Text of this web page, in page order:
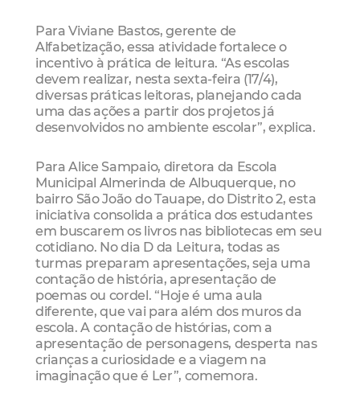
Para Viviane Bastos, gerente de
Alfabetização, essa atividade fortalece o
incentivo à prática de leitura. “As escolas
devem realizar, nesta sexta-feira (17/4),
diversas práticas leitoras, planejando cada
uma das ações a partir dos projetos já
desenvolvidos no ambiente escolar”, explica.
Para Alice Sampaio, diretora da Escola
Municipal Almerinda de Albuquerque, no
bairro São João do Tauape, do Distrito 2, esta
iniciativa consolida a prática dos estudantes
em buscarem os livros nas bibliotecas em seu
cotidiano. No dia D da Leitura, todas as
turmas preparam apresentações, seja uma
contação de história, apresentação de
poemas ou cordel. “Hoje é uma aula
diferente, que vai para além dos muros da
escola. A contação de histórias, com a
apresentação de personagens, desperta nas
crianças a curiosidade e a viagem na
imaginação que é Ler”, comemora.